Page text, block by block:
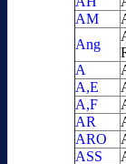
AM
Ang
A
A,E
A,F
AR
ARO
ASS